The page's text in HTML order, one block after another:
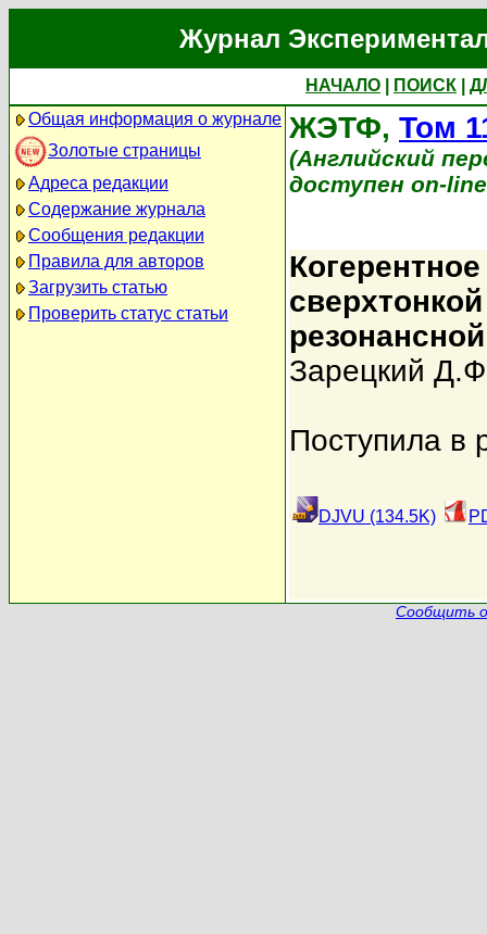
Журнал
НАЧАЛО ПОИСК
Общая информация о журнале
Золотые страницы
Адреса редакции
Содержание журнала
Сообщения редакции
Правила для авторов
Загрузить статью
Проверить статус статьи
ЖЭТФ, Том
(Английский
доступен on-
Зарецкий
Поступила в
DJVU (134.5K)
Сообщить о